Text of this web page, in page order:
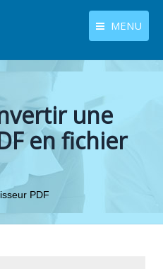
MENU
Centre de téléchargement
Boutique
Tutoriels
Contactez-nous
français
une
en fichier
PDF